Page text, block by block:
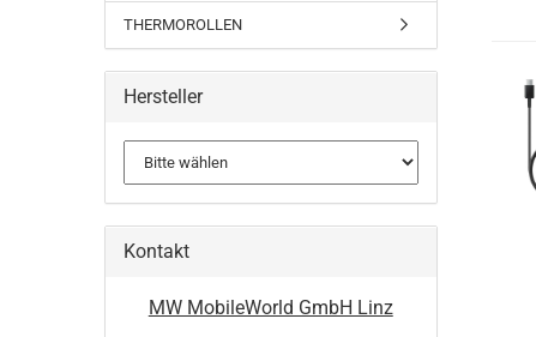
THERMOROLLEN
Hersteller
Kontakt
MW MobileWorld GmbH Linz